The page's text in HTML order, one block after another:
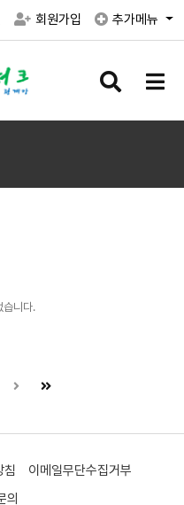
회원가입 추가메뉴
검
버
메
버
습니다.
침
이메일무단수집거부
의